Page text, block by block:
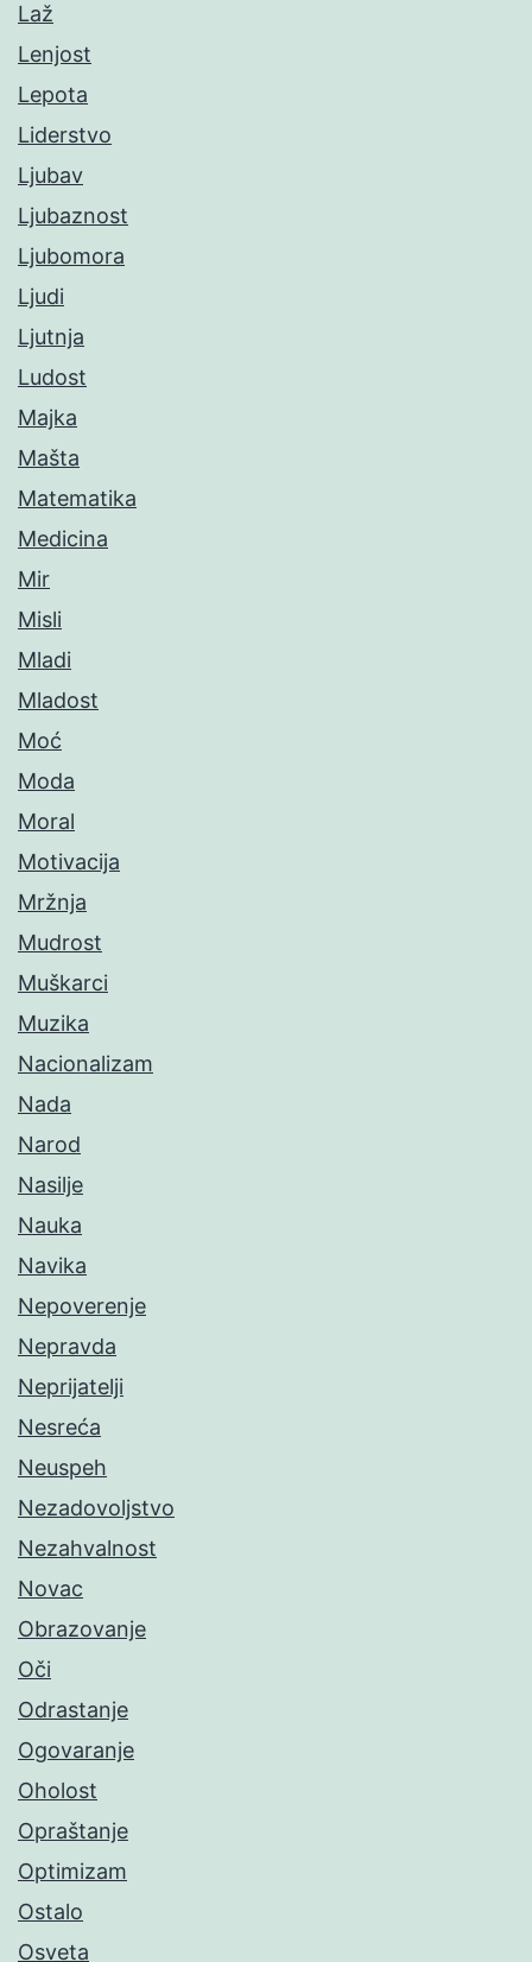
Laž
Lenjost
Lepota
Liderstvo
Ljubav
Ljubaznost
Ljubomora
Ljudi
Ljutnja
Ludost
Majka
Mašta
Matematika
Medicina
Mir
Misli
Mladi
Mladost
Moć
Moda
Moral
Motivacija
Mržnja
Mudrost
Muškarci
Muzika
Nacionalizam
Nada
Narod
Nasilje
Nauka
Navika
Nepoverenje
Nepravda
Neprijatelji
Nesreća
Neuspeh
Nezadovoljstvo
Nezahvalnost
Novac
Obrazovanje
Oči
Odrastanje
Ogovaranje
Oholost
Opraštanje
Optimizam
Ostalo
Osveta